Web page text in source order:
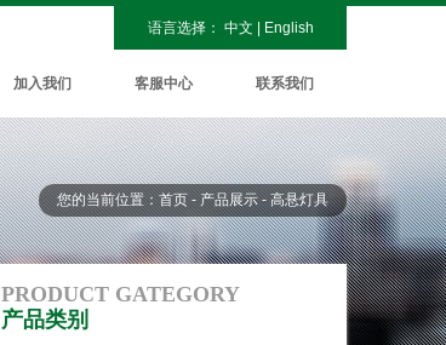
语言选择： 中文 English
加入我们 客服中心 联系我们
您的当前位置：首页 - 产品展示 - 高悬灯具
PRODUCT GATEGORY
产品类别